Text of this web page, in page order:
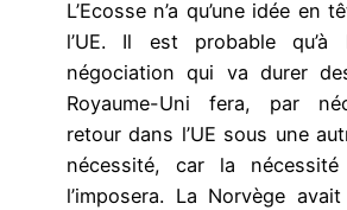
L’Ecosse n’a qu’une idée en
l’UE. Il est probable qu’à
négociation qui va durer
Royaume-Uni fera, par
retour dans l’UE sous une
nécessité, car la nécessité
l’imposera. La Norvège